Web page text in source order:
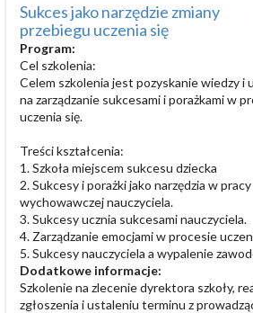
Sukces jako narzędzie zmiany
przebiegu uczenia się
Program:
Cel szkolenia:
Celem szkolenia jest pozyskanie wiedzy i
na zarządzanie sukcesami i porażkami w
uczenia się.
Treści kształcenia:
1. Szkoła miejscem sukcesu dziecka
2. Sukcesy i porażki jako narzędzia w
wychowawczej nauczyciela.
3. Sukcesy ucznia sukcesami nauczyciela.
4. Zarządzanie emocjami w procesie
5. Sukcesy nauczyciela a wypalenie
Dodatkowe informacje:
Szkolenie na zlecenie dyrektora szkoły,
zgłoszenia i ustaleniu terminu z